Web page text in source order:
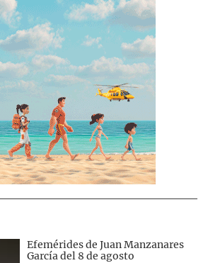
Efemérides de Juan Manzanares
García del 8 de agosto